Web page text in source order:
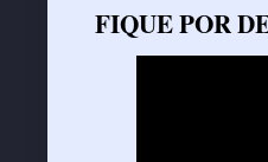
FIQUE POR